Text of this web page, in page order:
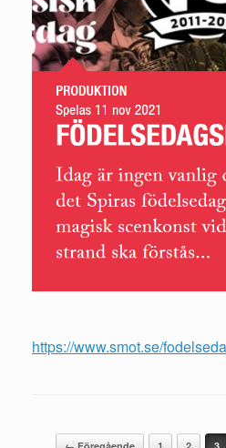
https://www.smot.se/
Post navigation